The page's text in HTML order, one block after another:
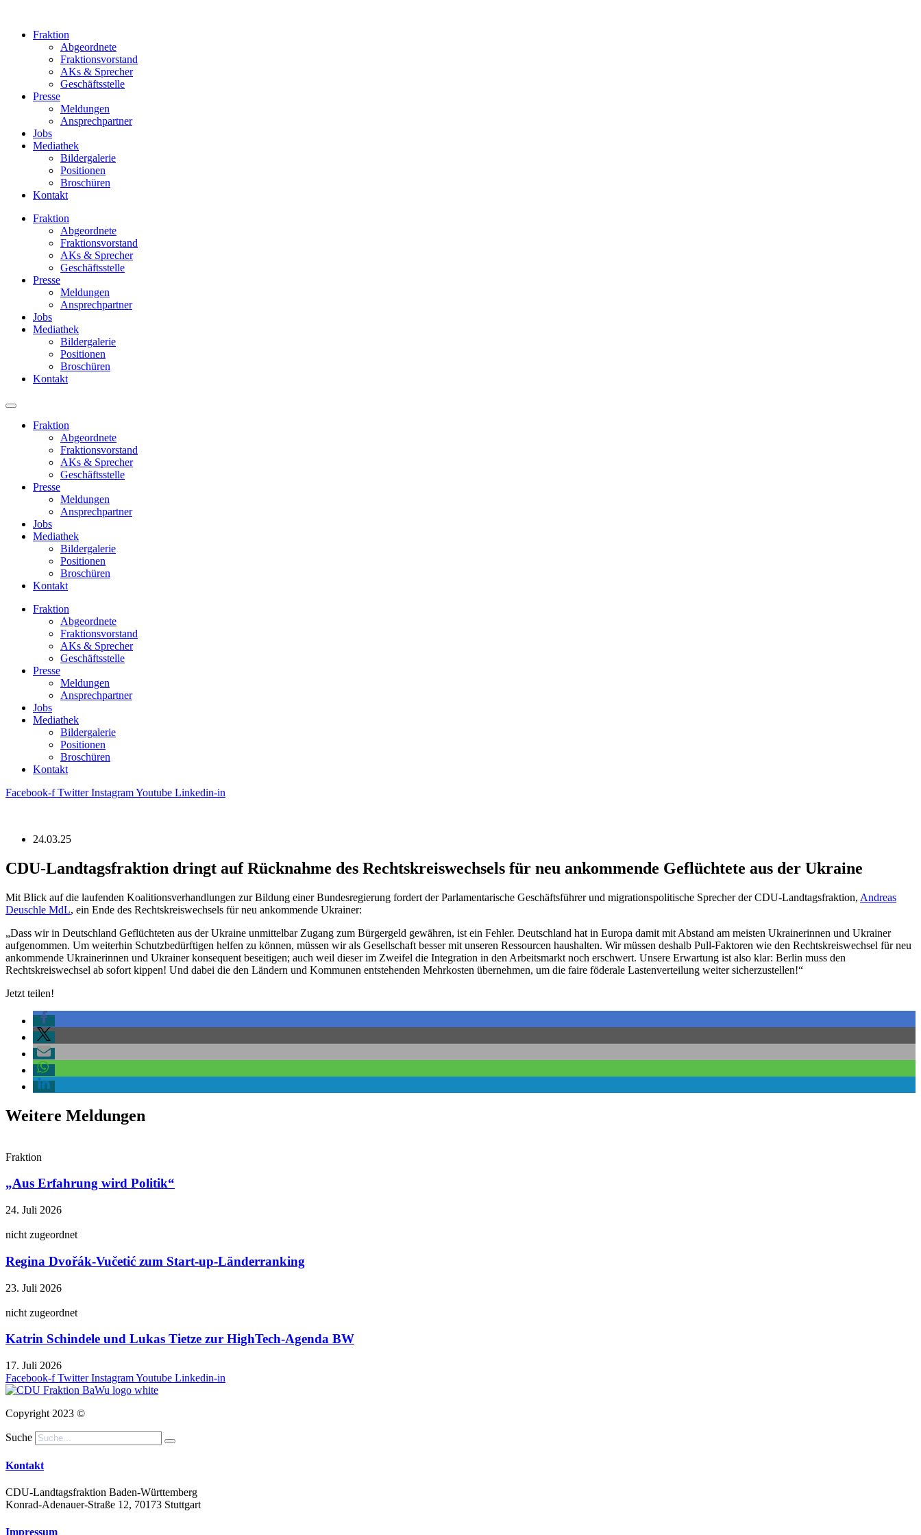
springenFraktion
Abgeordnete
Fraktions­vorstand
AKs & Sprecher
Geschäftsstelle
Presse
Meldungen
Ansprechpartner
Jobs
Mediathek
Bildergalerie
Positionen
Broschüren
Kontakt
Fraktion
Abgeordnete
Fraktions­vorstand
AKs & Sprecher
Geschäftsstelle
Presse
Meldungen
Ansprechpartner
Jobs
Mediathek
Bildergalerie
Positionen
Broschüren
Kontakt
Fraktion
Abgeordnete
Fraktions­vorstand
AKs & Sprecher
Geschäftsstelle
Presse
Meldungen
Ansprechpartner
Jobs
Mediathek
Bildergalerie
Positionen
Broschüren
Kontakt
Fraktion
Abgeordnete
Fraktions­vorstand
AKs & Sprecher
Geschäftsstelle
Presse
Meldungen
Ansprechpartner
Jobs
Mediathek
Bildergalerie
Positionen
Broschüren
Kontakt
Facebook-f Twitter InstagramYoutube Linkedin-in
24.03.25
CDU-Landtagsfraktion dringt auf Rücknahme des Rechtskreiswechsels für neu ankommende Geflüchtete aus der Ukraine
Mit Blick auf die laufenden Koalitionsverhandlungen zur Bildung einer Bundesregierung fordert der Parlamentarische Geschäftsführer und migrationspolitische Sprecher der CDU-Landtagsfraktion, Andreas
Deuschle MdL, ein Ende des Rechtskreiswechsels für neu ankommende Ukrainer:
„Dass wir in Deutschland Geflüchteten aus der Ukraine unmittelbar Zugang zum Bürgergeld gewähren, ist ein Fehler. Deutschland hat in Europa damit mit Abstand am meisten Ukrainerinnen und Ukrainer
aufgenommen. Um weiterhin Schutzbedürftigen helfen zu können, müssen wir als Gesellschaft besser mit unseren Ressourcen haushalten. Wir müssen deshalb Pull-Faktoren wie den Rechtskreiswechsel für neu
ankommende Ukrainerinnen und Ukrainer konsequent beseitigen; auch weil dieser im Zweifel die Integration in den Arbeitsmarkt noch erschwert. Unsere Erwartung ist also klar: Berlin muss den
Rechtskreiswechsel ab sofort kippen! Und dabei die den Ländern und Kommunen entstehenden Mehrkosten übernehmen, um die faire föderale Lastenverteilung weiter sicherzustellen!“
Jetzt teilen!
Weitere Meldungen
Fraktion
„Aus Erfahrung wird Politik“
24. Juli 2026
nicht zugeordnet
Regina Dvořák-Vučetić zum Start-up-Länderranking
23. Juli 2026
nicht zugeordnet
Katrin Schindele und Lukas Tietze zur HighTech-Agenda BW
17. Juli 2026
Facebook-f Twitter InstagramYoutube Linkedin-in
Copyright 2023 ©
Suche
Kontakt
CDU-Landtagsfraktion Baden-Württemberg
Konrad-Adenauer-Straße 12, 70173 Stuttgart
Impressum